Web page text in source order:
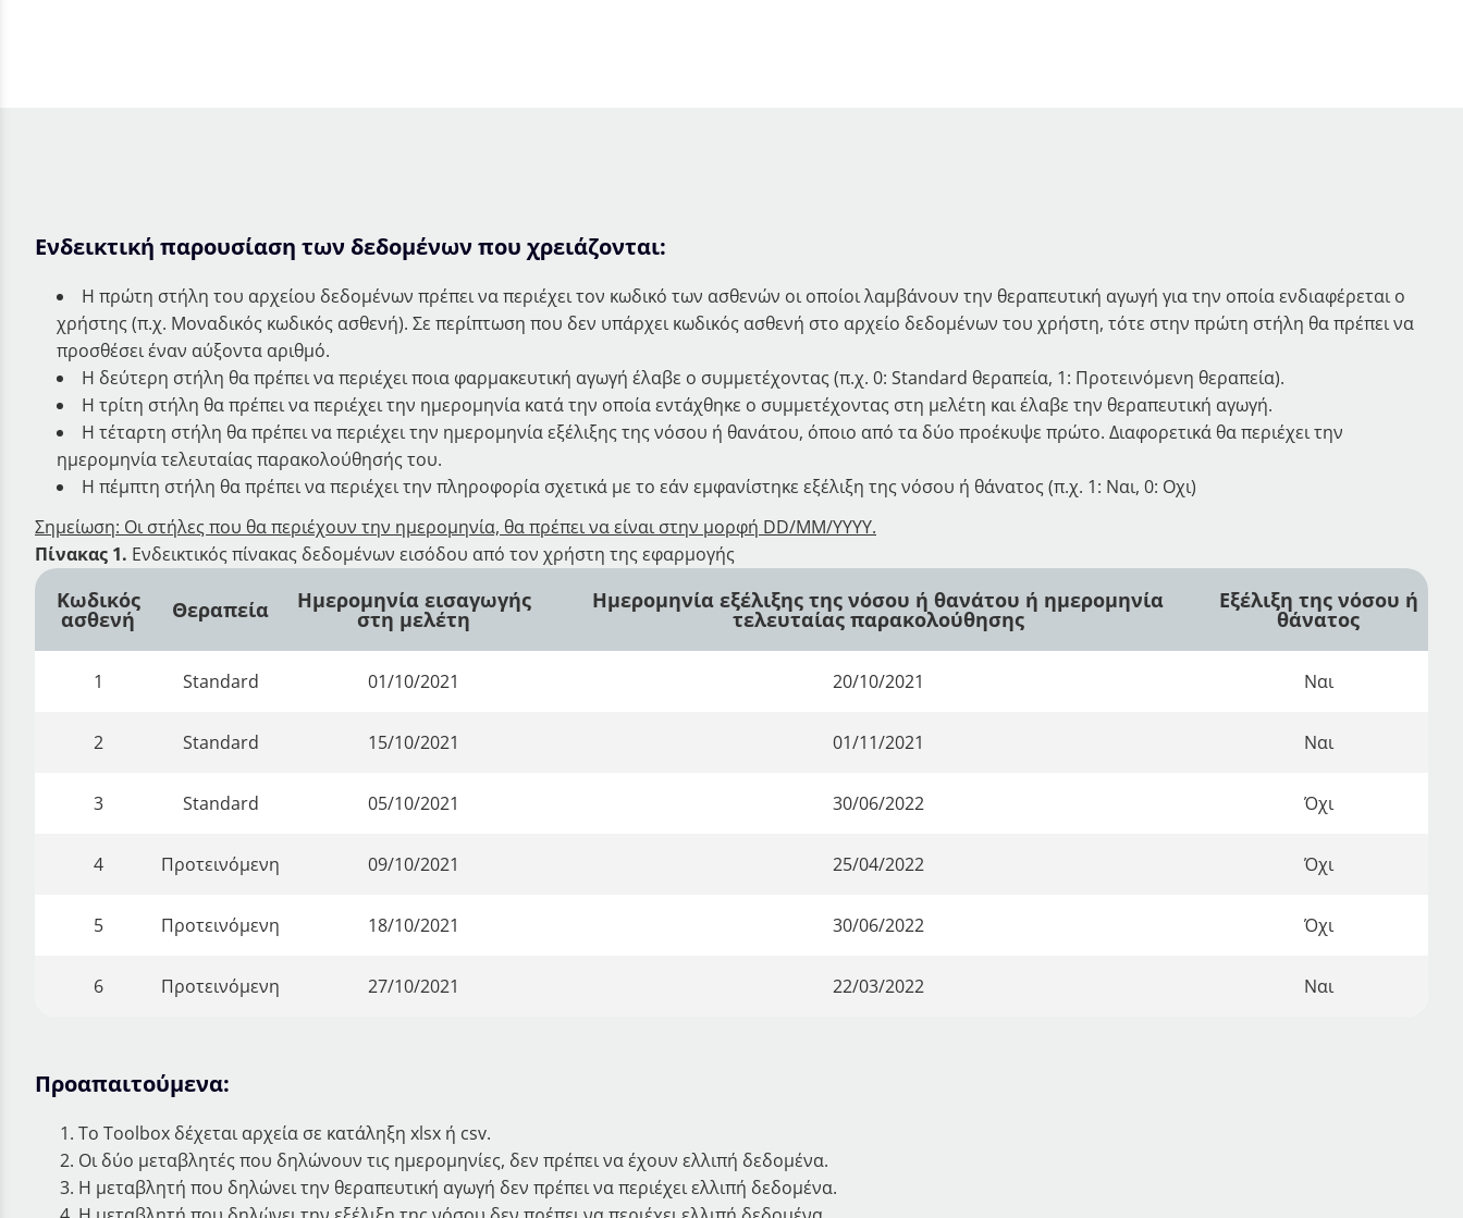
Ενδεικτική παρουσίαση των δεδομένων που χρειάζονται:
Η πρώτη στήλη του αρχείου δεδομένων πρέπει να περιέχει τον κωδικό των ασθενών οι οποίοι λαμβάνουν την θεραπευτική αγωγή για την οποία ενδιαφέρεται ο
χρήστης (π.χ. Μοναδικός κωδικός ασθενή). Σε περίπτωση που δεν υπάρχει κωδικός ασθενή στο αρχείο δεδομένων του χρήστη, τότε στην πρώτη στήλη θα πρέπει να
προσθέσει έναν αύξοντα αριθμό.
Η δεύτερη στήλη θα πρέπει να περιέχει ποια φαρμακευτική αγωγή έλαβε ο συμμετέχοντας (π.χ. 0: Standard θεραπεία, 1: Προτεινόμενη θεραπεία).
Η τρίτη στήλη θα πρέπει να περιέχει την ημερομηνία κατά την οποία εντάχθηκε ο συμμετέχοντας στη μελέτη και έλαβε την θεραπευτική αγωγή.
Η τέταρτη στήλη θα πρέπει να περιέχει την ημερομηνία εξέλιξης της νόσου ή θανάτου, όποιο από τα δύο προέκυψε πρώτο. Διαφορετικά θα περιέχει την
ημερομηνία τελευταίας παρακολούθησής του.
Η πέμπτη στήλη θα πρέπει να περιέχει την πληροφορία σχετικά με το εάν εμφανίστηκε εξέλιξη της νόσου ή θάνατος (π.χ. 1: Ναι, 0: Οχι)
Σημείωση: Οι στήλες που θα περιέχουν την ημερομηνία, θα πρέπει να είναι στην μορφή DD/MM/YYYY.
Πίνακας 1. Ενδεικτικός πίνακας δεδομένων εισόδου από τον χρήστη της εφαρμογής
Κωδικός
ασθενή Θεραπεία Ημερομηνία εισαγωγής
στη μελέτη
Ημερομηνία εξέλιξης της νόσου ή θανάτου ή ημερομηνία
τελευταίας παρακολούθησης
Εξέλιξη της νόσου ή
θάνατος
1 Standard 01/10/2021 20/10/2021 Ναι
2 Standard 15/10/2021 01/11/2021 Ναι
3 Standard 05/10/2021 30/06/2022 Όχι
4 Προτεινόμενη 09/10/2021 25/04/2022 Όχι
5 Προτεινόμενη 18/10/2021 30/06/2022 Όχι
6 Προτεινόμενη 27/10/2021 22/03/2022 Ναι
Προαπαιτούμενα:
Το Toolbox δέχεται αρχεία σε κατάληξη xlsx ή csv.
Οι δύο μεταβλητές που δηλώνουν τις ημερομηνίες, δεν πρέπει να έχουν ελλιπή δεδομένα.
Η μεταβλητή που δηλώνει την θεραπευτική αγωγή δεν πρέπει να περιέχει ελλιπή δεδομένα.